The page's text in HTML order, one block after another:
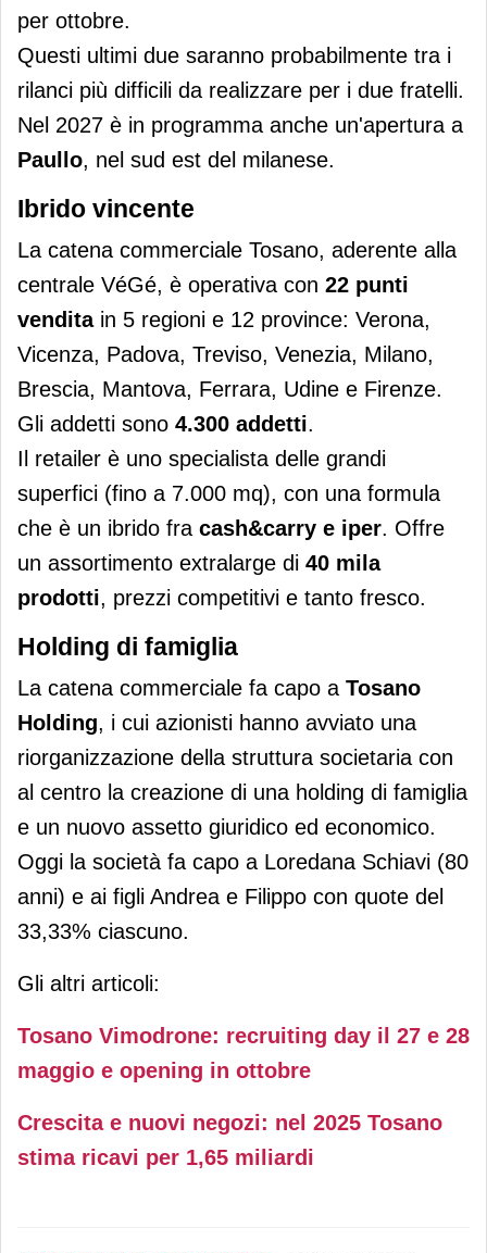
per ottobre.
Questi ultimi due saranno probabilmente tra i
rilanci più difficili da realizzare per i due fratelli.
Nel 2027 è in programma anche un'apertura a
Paullo, nel sud est del milanese.
Ibrido vincente
La catena commerciale Tosano, aderente alla
centrale VéGé, è operativa con 22 punti
venditain 5 regioni e 12 province: Verona,
Vicenza, Padova, Treviso, Venezia, Milano,
Brescia, Mantova, Ferrara, Udine e Firenze.
Gli addetti sono 4.300 addetti.
Il retailer è uno specialista delle grandi
superfici (fino a 7.000 mq), con una formula
che è un ibrido fra cash&carry e iper. Offre
un assortimento extralarge di 40 mila
prodotti, prezzi competitivi e tanto fresco.
Holding di famiglia
La catena commerciale fa capo a Tosano
Holding, i cui azionisti hanno avviato una
riorganizzazione della struttura societaria con
al centro la creazione di una holding di famiglia
e un nuovo assetto giuridico ed economico.
Oggi la società fa capo a Loredana Schiavi (80
anni) e ai figli Andrea e Filippo con quote del
33,33% ciascuno.
Gli altri articoli:
Tosano Vimodrone: recruiting day il 27 e 28
maggio e opening in ottobre
Crescita e nuovi negozi: nel 2025 Tosano
stima ricavi per 1,65 miliardi